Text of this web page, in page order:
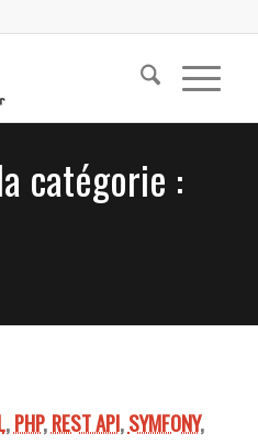
catégorie :
,PHP,REST API,SYMFONY,